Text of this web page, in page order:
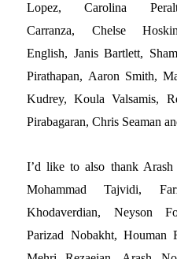
Lopez, Carolina
Carranza, Chelse
English, Janis Bartlett,
Pirathapan, Aaron Smith,
Kudrey, Koula Valsamis,
Pirabagaran, Chris Seaman
I’d like to also thank Arash
Mohammad Tajvidi,
Khodaverdian, Neyson
Parizad Nobakht, Houman